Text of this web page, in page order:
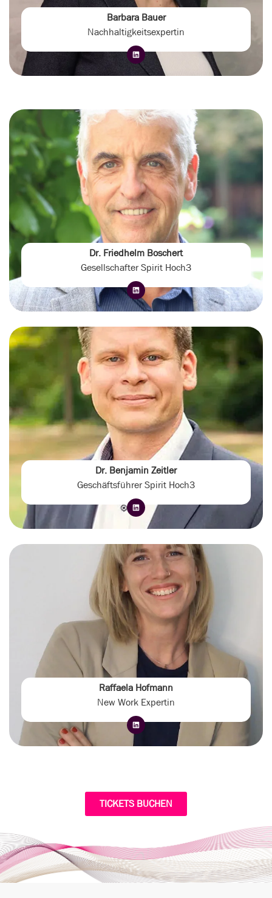
Barbara Bauer
Nachhaltigkeitsexpertin
Dr. Friedhelm Boschert
Gesellschafter Spirit Hoch3
Dr. Benjamin Zeitler
Geschäftsführer Spirit Hoch3
Raffaela Hofmann
New Work Expertin
TICKETS BUCHEN